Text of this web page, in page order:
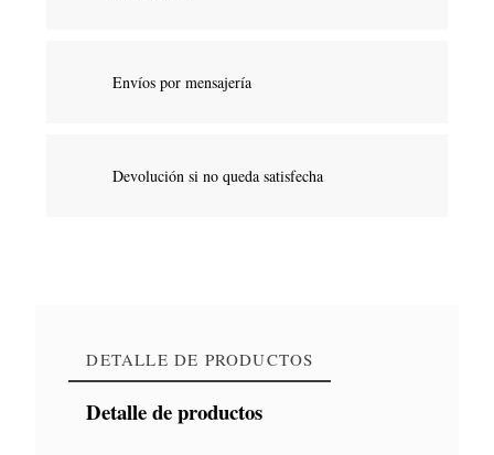
Envíos por mensajería
Devolución si no queda satisfecha
DETALLE DE PRODUCTOS
Detalle de productos